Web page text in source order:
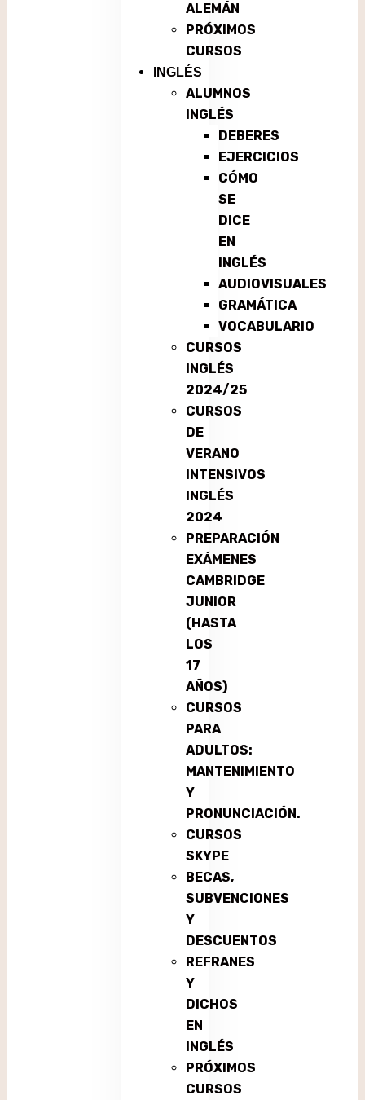
ALEMÁN
PRÓXIMOS
CURSOS
INGLÉS
ALUMNOS
INGLÉS
DEBERES
EJERCICIOS
CÓMO
SE
DICE
EN
INGLÉS
AUDIOVISUALES
GRAMÁTICA
VOCABULARIO
CURSOS
INGLÉS
2024/25
CURSOS
DE
VERANO
INTENSIVOS
INGLÉS
2024
PREPARACIÓN
EXÁMENES
CAMBRIDGE
JUNIOR
(HASTA
LOS
17
AÑOS)
CURSOS
PARA
ADULTOS:
MANTENIMIENTO
Y
PRONUNCIACIÓN.
CURSOS
SKYPE
BECAS,
SUBVENCIONES
Y
DESCUENTOS
REFRANES
Y
DICHOS
EN
INGLÉS
PRÓXIMOS
CURSOS